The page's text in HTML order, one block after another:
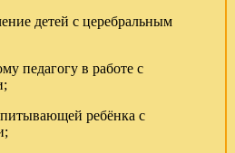
детей с церебральным
педагогу в работе с
ребёнка с